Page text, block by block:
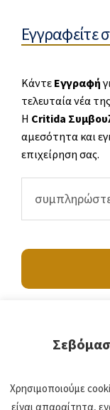
Εγγραφείτε
Κάντε Εγγραφή
τελευταία νέα
Η Critida
αμεσότητα και
επιχείρηση σας.
Υποβάλλοντας τα
Χρησιμοποιούμε
είναι απαραίτητα,